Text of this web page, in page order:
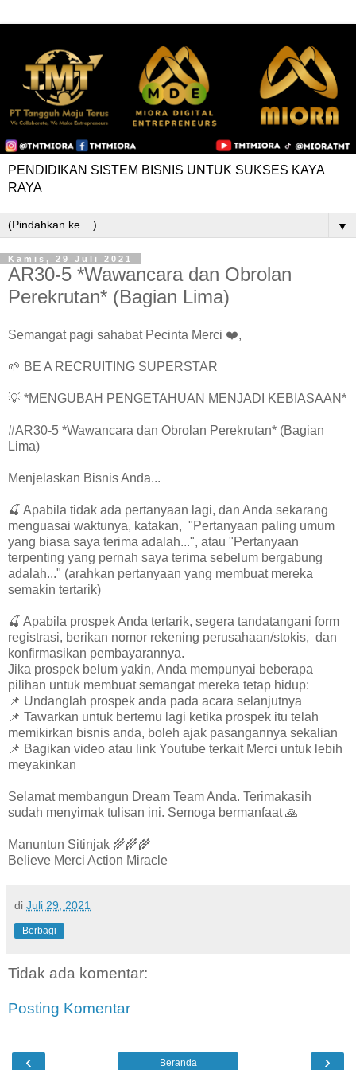
PENDIDIKAN SISTEM BISNIS UNTUK SUKSES KAYA
RAYA
▼
Kamis, 29 Juli 2021
AR30-5 *Wawancara dan Obrolan
Perekrutan* (Bagian Lima)
Semangat pagi sahabat Pecinta Merci ❤️,
🌱 BE A RECRUITING SUPERSTAR
💡 *MENGUBAH PENGETAHUAN MENJADI KEBIASAAN*
#AR30-5 *Wawancara dan Obrolan Perekrutan* (Bagian
Lima)
Menjelaskan Bisnis Anda...
🍒 Apabila tidak ada pertanyaan lagi, dan Anda sekarang
menguasai waktunya, katakan, "Pertanyaan paling umum
yang biasa saya terima adalah...", atau "Pertanyaan
terpenting yang pernah saya terima sebelum bergabung
adalah..." (arahkan pertanyaan yang membuat mereka
semakin tertarik)
🍒 Apabila prospek Anda tertarik, segera tandatangani form
registrasi, berikan nomor rekening perusahaan/stokis, dan
konfirmasikan pembayarannya.
Jika prospek belum yakin, Anda mempunyai beberapa
pilihan untuk membuat semangat mereka tetap hidup:
📌 Undanglah prospek anda pada acara selanjutnya
📌 Tawarkan untuk bertemu lagi ketika prospek itu telah
memikirkan bisnis anda, boleh ajak pasangannya sekalian
📌 Bagikan video atau link Youtube terkait Merci untuk lebih
meyakinkan
Selamat membangun Dream Team Anda. Terimakasih
sudah menyimak tulisan ini. Semoga bermanfaat 🙏
Manuntun Sitinjak 🌾🌾🌾
Believe Merci Action Miracle
di Juli 29, 2021
Berbagi
Tidak ada komentar:
Posting Komentar
‹ ›
Beranda